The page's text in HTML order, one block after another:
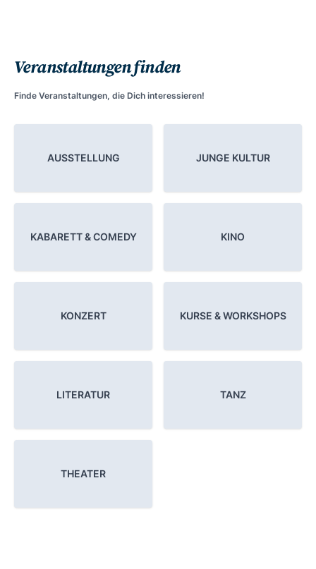
Veranstaltungen finden
Finde Veranstaltungen, die Dich interessieren!
AUSSTELLUNG JUNGE KULTUR
KABARETT & COMEDY KINO
KONZERT KURSE & WORKSHOPS
LITERATUR TANZ
THEATER